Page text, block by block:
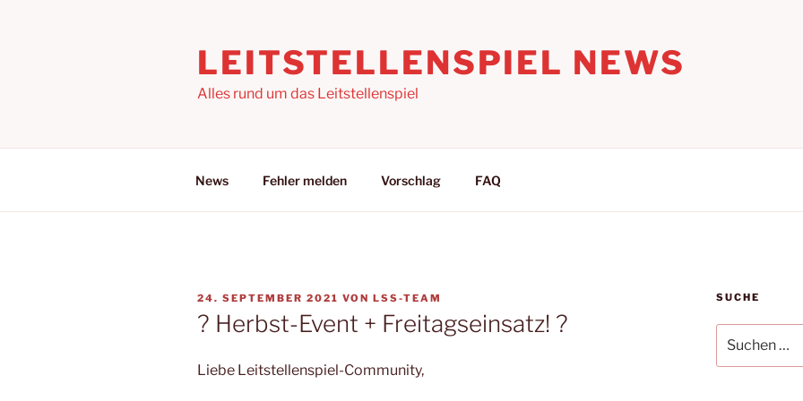
LEITSTELLENSPIEL NEWS
Alles rund um das Leitstellenspiel
News Fehler melden Vorschlag FAQ
VERÖFFENTLICHT
AM
24. SEPTEMBER 2021 VON LSS-TEAM
? Herbst-Event + Freitagseinsatz! ?
Liebe Leitstellenspiel-Community,
SUCHE
nach: